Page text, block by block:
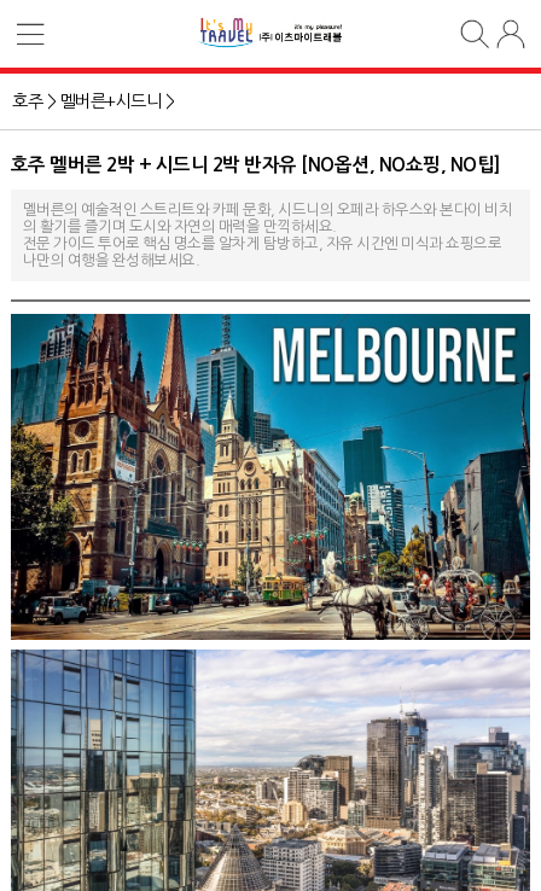
호주 > 멜버른+시드니 >
호주 멜버른 2박 + 시드니 2박 반자유 [NO옵션, NO쇼핑, NO팁]
멜버른의 예술적인 스트리트와 카페 문화, 시드니의 오페라 하우스와 본다이 비치
의 활기를 즐기며 도시와 자연의 매력을 만끽하세요.
전문 가이드 투어로 핵심 명소를 알차게 탐방하고, 자유 시간엔 미식과 쇼핑으로
나만의 여행을 완성해보세요.